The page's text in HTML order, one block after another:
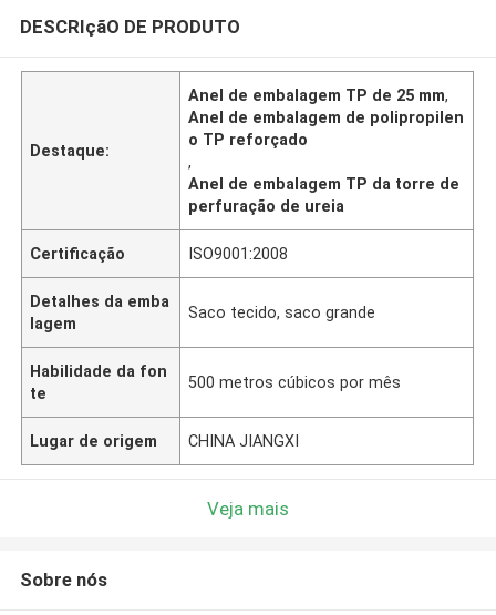
DESCRIçãO DE PRODUTO
Destaque:
Anel de embalagem TP de 25 mm,
Anel de embalagem de polipropilen
o TP reforçado
,
Anel de embalagem TP da torre de
perfuração de ureia
Certificação ISO9001:2008
Detalhes da emba
lagem
Saco tecido, saco grande
Habilidade da fon
te
500 metros cúbicos por mês
Lugar de origem CHINA JIANGXI
Veja mais
Sobre nós